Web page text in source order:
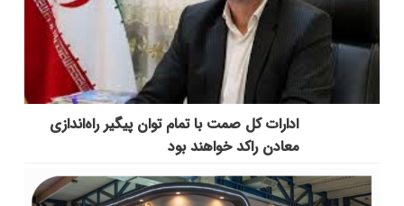
ادارات کل صمت با تمام توان پیگیر راه‌اندازی
معادن راکد خواهند بود